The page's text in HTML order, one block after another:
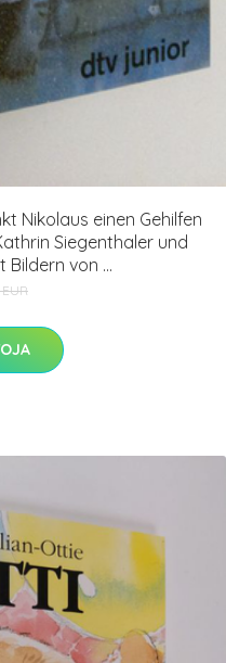
Nikolaus einen Gehilfen
Siegenthaler und
Bildern von ...